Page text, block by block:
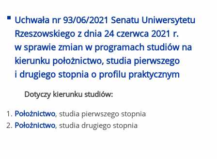
Uchwała nr 93/06/2021 Senatu Uniwersytetu
Rzeszowskiego z dnia 24 czerwca 2021 r.
w sprawie zmian w programach studiów na
kierunku położnictwo, studia pierwszego
i drugiego stopnia o profilu praktycznym
Dotyczy kierunku studiów:
Położnictwo, studia pierwszego stopnia
Położnictwo, studia drugiego stopnia